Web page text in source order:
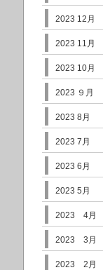
2023 12月
2023 11月
2023 10月
2023 ９月
2023 8月
2023 7月
2023 6月
2023 5月
2023 4月
2023 3月
2023 2月